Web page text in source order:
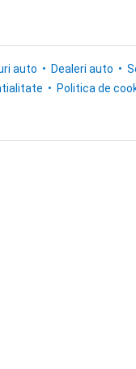
auto Dealeri auto
Politica de